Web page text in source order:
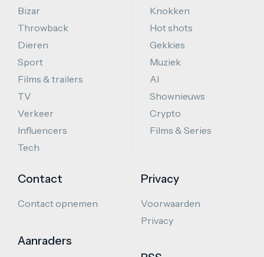
Bizar
Throwback
Dieren
Sport
Films & trailers
TV
Verkeer
Influencers
Tech
Knokken
Hot shots
Gekkies
Muziek
AI
Shownieuws
Crypto
Films & Series
Contact
Contact opnemen
Aanraders
Privacy
Voorwaarden
Privacy